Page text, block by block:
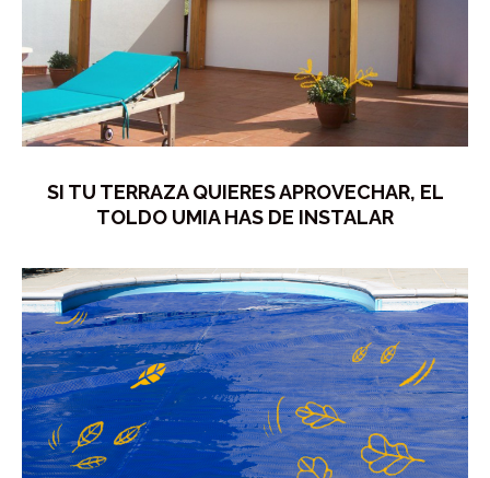
SI TU TERRAZA QUIERES APROVECHAR, EL
TOLDO UMIA HAS DE INSTALAR